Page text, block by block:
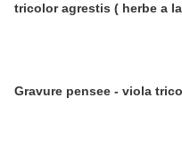
tricolor agrestis ( herbe a
Gravure pensee - viola